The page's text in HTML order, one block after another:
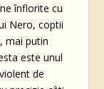
înflorite cu
Nero, coptii
mai putin
este unul
de